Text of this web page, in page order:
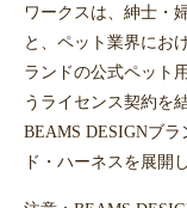
ワークスは、紳士・
と、ペット業界にお
ランドの公式ペット
うライセンス契約を
BEAMS DESIGNブ
ド・ハーネスを展開